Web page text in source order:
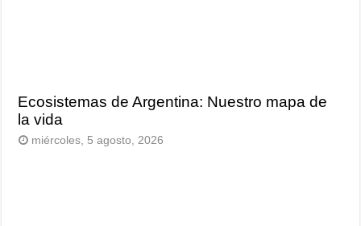
Ecosistemas de Argentina: Nuestro mapa de
la vida
miércoles, 5 agosto, 2026